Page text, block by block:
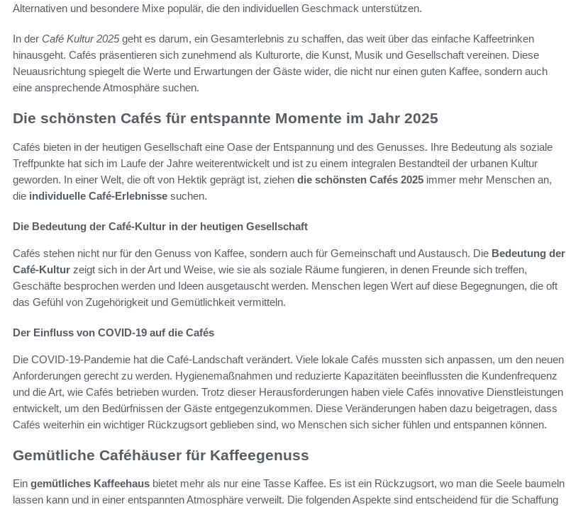
Alternativen und besondere Mixe populär, die den individuellen Geschmack unterstützen.
In der Café Kultur 2025geht es darum, ein Gesamterlebnis zu schaffen, das weit über das einfache Kaffeetrinken
hinausgeht. Cafés präsentieren sich zunehmend als Kulturorte, die Kunst, Musik und Gesellschaft vereinen. Diese
Neuausrichtung spiegelt die Werte und Erwartungen der Gäste wider, die nicht nur einen guten Kaffee, sondern auch
eine ansprechende Atmosphäre suchen.
Die schönsten Cafés für entspannte Momente im Jahr 2025
Cafés bieten in der heutigen Gesellschaft eine Oase der Entspannung und des Genusses. Ihre Bedeutung als soziale
Treffpunkte hat sich im Laufe der Jahre weiterentwickelt und ist zu einem integralen Bestandteil der urbanen Kultur
geworden. In einer Welt, die oft von Hektik geprägt ist, ziehen die schönsten Cafés 2025 immer mehr Menschen an,
die individuelle Café-Erlebnisse suchen.
Die Bedeutung der Café-Kultur in der heutigen Gesellschaft
Cafés stehen nicht nur für den Genuss von Kaffee, sondern auch für Gemeinschaft und Austausch. Die Bedeutung der
Café-Kultur zeigt sich in der Art und Weise, wie sie als soziale Räume fungieren, in denen Freunde sich treffen,
Geschäfte besprochen werden und Ideen ausgetauscht werden. Menschen legen Wert auf diese Begegnungen, die oft
das Gefühl von Zugehörigkeit und Gemütlichkeit vermitteln.
Der Einfluss von COVID-19 auf die Cafés
Die COVID-19-Pandemie hat die Café-Landschaft verändert. Viele lokale Cafés mussten sich anpassen, um den neuen
Anforderungen gerecht zu werden. Hygienemaßnahmen und reduzierte Kapazitäten beeinflussten die Kundenfrequenz
und die Art, wie Cafés betrieben wurden. Trotz dieser Herausforderungen haben viele Cafés innovative Dienstleistungen
entwickelt, um den Bedürfnissen der Gäste entgegenzukommen. Diese Veränderungen haben dazu beigetragen, dass
Cafés weiterhin ein wichtiger Rückzugsort geblieben sind, wo Menschen sich sicher fühlen und entspannen können.
Gemütliche Caféhäuser für Kaffeegenuss
Ein gemütliches Kaffeehaus bietet mehr als nur eine Tasse Kaffee. Es ist ein Rückzugsort, wo man die Seele baumeln
lassen kann und in einer entspannten Atmosphäre verweilt. Die folgenden Aspekte sind entscheidend für die Schaffung